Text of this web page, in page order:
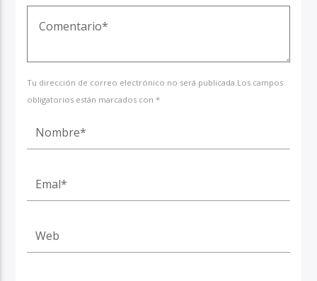
Tu dirección de correo electrónico no será publicada.Los campos
obligatorios están marcados con *